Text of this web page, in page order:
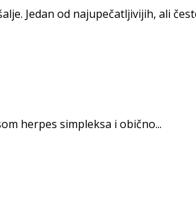
Jedan od najupečatljivijih, ali
herpes simpleksa i obično...